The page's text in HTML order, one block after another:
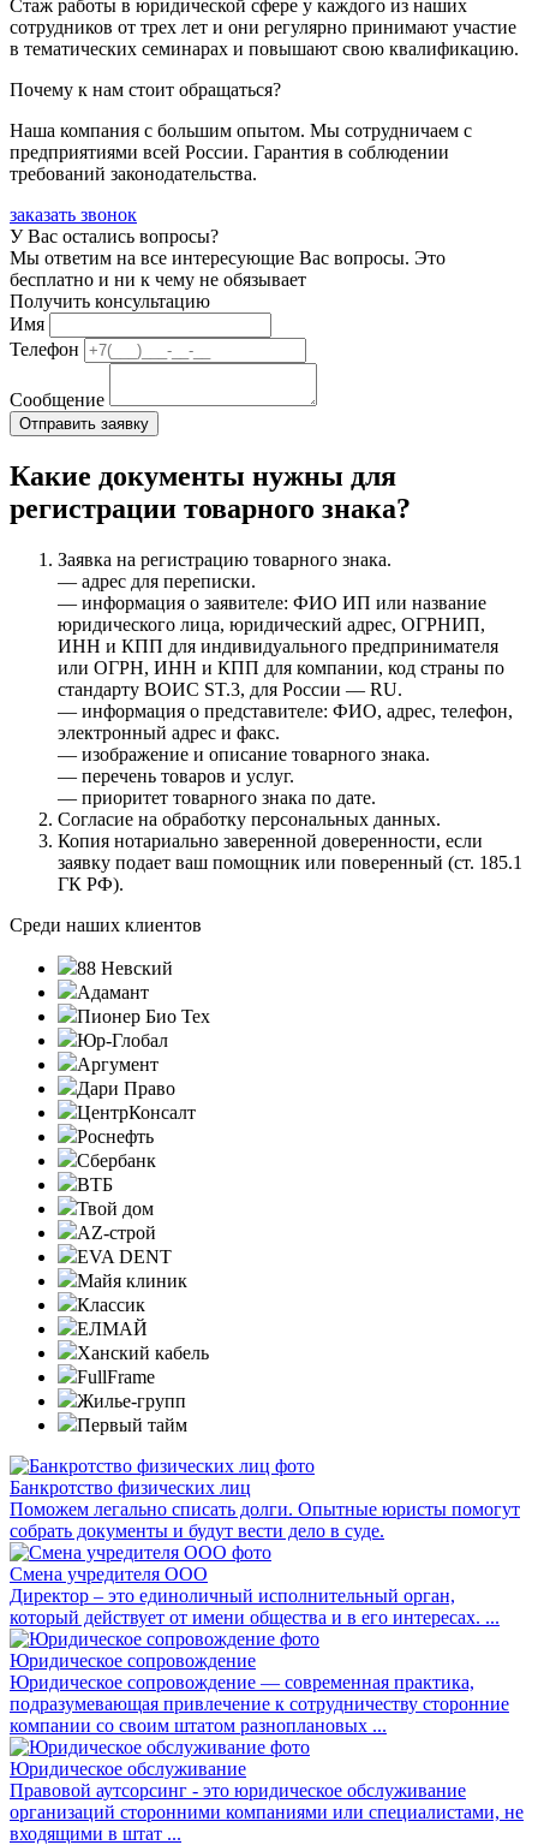
Стаж работы в юридической сфере у каждого из наших
сотрудников от трех лет и они регулярно принимают участие
в тематических семинарах и повышают свою квалификацию.
Почему к нам стоит обращаться?
Наша компания с большим опытом. Мы сотрудничаем с
предприятиями всей России. Гарантия в соблюдении
требований законодательства.
заказать звонок
У Вас остались вопросы?
Мы ответим на все интересующие Вас вопросы. Это
бесплатно и ни к чему не обязывает
Получить консультацию
Имя
Телефон
Сообщение
Какие документы нужны для
регистрации товарного знака?
Заявка на регистрацию товарного знака.
— адрес для переписки.
— информация о заявителе: ФИО ИП или название
юридического лица, юридический адрес, ОГРНИП,
ИНН и КПП для индивидуального предпринимателя
или ОГРН, ИНН и КПП для компании, код страны по
стандарту ВОИС ST.3, для России — RU.
— информация о представителе: ФИО, адрес, телефон,
электронный адрес и факс.
— изображение и описание товарного знака.
— перечень товаров и услуг.
— приоритет товарного знака по дате.
Согласие на обработку персональных данных.
Копия нотариально заверенной доверенности, если
заявку подает ваш помощник или поверенный (ст. 185.1
ГК РФ).
Среди наших клиентов
88 Невский
Адамант
Пионер Био Тех
Юр-Глобал
Аргумент
Дари Право
ЦентрКонсалт
Роснефть
Сбербанк
ВТБ
Твой дом
AZ-строй
EVA DENT
Майя клиник
Классик
ЕЛМАЙ
Ханский кабель
FullFrame
Жилье-групп
Первый тайм
Банкротство физических лиц
Поможем легально списать долги. Опытные юристы помогут
собрать документы и будут вести дело в суде.
Смена учредителя ООО
Директор – это единоличный исполнительный орган,
который действует от имени общества и в его интересах. ...
Юридическое сопровождение
Юридическое сопровождение — современная практика,
подразумевающая привлечение к сотрудничеству сторонние
компании со своим штатом разноплановых ...
Юридическое обслуживание
Правовой аутсорсинг - это юридическое обслуживание
организаций сторонними компаниями или специалистами, не
входящими в штат ...